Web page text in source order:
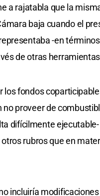
a rajatabla que la
baja cuando el
-en
de otras
los fondos
proveer de
difícilmente
rubros que en
incluiría